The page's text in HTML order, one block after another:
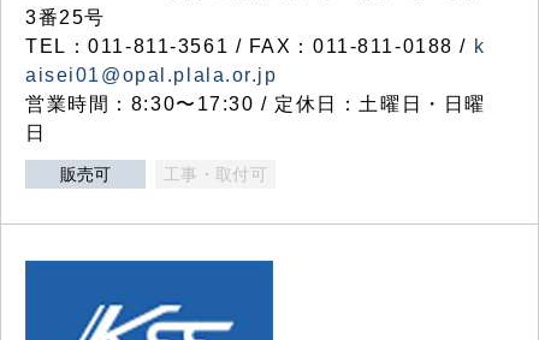
3番25号
TEL：011-811-3561 / FAX：011-811-0188 / k
aisei01@opal.plala.or.jp
営業時間：8:30〜17:30 / 定休日：土曜日・日曜
日
販売可 工事・取付可